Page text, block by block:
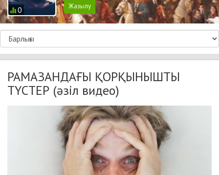
0
РАМАЗАНДАҒЫ ҚОРҚЫНЫШТЫ
ТҮСТЕР (әзіл видео)